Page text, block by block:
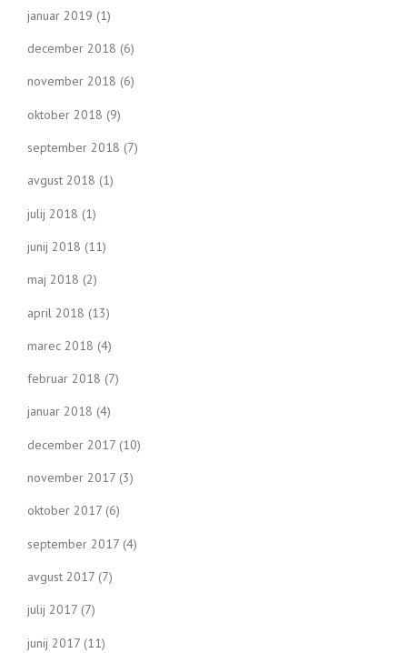
januar 2019 (1)
december 2018 (6)
november 2018 (6)
oktober 2018 (9)
september 2018 (7)
avgust 2018 (1)
julij 2018 (1)
junij 2018 (11)
maj 2018 (2)
april 2018 (13)
marec 2018 (4)
februar 2018 (7)
januar 2018 (4)
december 2017 (10)
november 2017 (3)
oktober 2017 (6)
september 2017 (4)
avgust 2017 (7)
julij 2017 (7)
junij 2017 (11)